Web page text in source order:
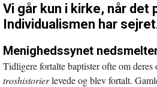
Vi går kun i kirke, når det
Individualismen har
Menighedssynet
Tidligere fortalte baptister ofte om deres
troshistorierlevede og blev fortalt.